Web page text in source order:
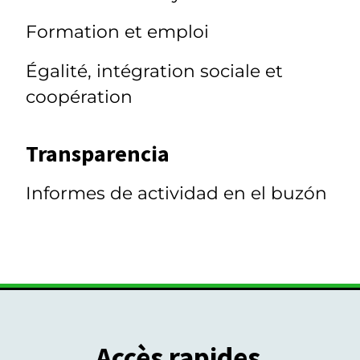
Formation et emploi
Égalité, intégration sociale et
coopération
Transparencia
Informes de actividad en el buzón